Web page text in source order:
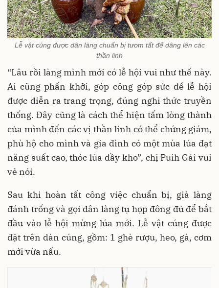
Lễ vật cúng được dân làng chuẩn bị tươm tất để dâng lên các
thần linh
“Lâu rồi làng mình mới có lễ hội vui như thế này.
Ai cũng phấn khởi, góp công góp sức để lễ hội
được diễn ra trang trọng, đúng nghi thức truyền
thống. Đây cũng là cách thể hiện tấm lòng thành
của mình đến các vị thần linh có thể chứng giám,
phù hộ cho mình và gia đình có một mùa lúa đạt
năng suất cao, thóc lúa đầy kho”, chị Puih Gái vui
vẻ nói.
Sau khi hoàn tất công việc chuẩn bị, già làng
đánh trống và gọi dân làng tụ họp đông đủ để bắt
đầu vào lễ hội mừng lúa mới. Lễ vật cúng được
đặt trên dàn cúng, gồm: 1 ghè rượu, heo, gà, cơm
mới vừa nấu.